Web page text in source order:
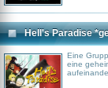
Hell's Paradise
Eine
eine